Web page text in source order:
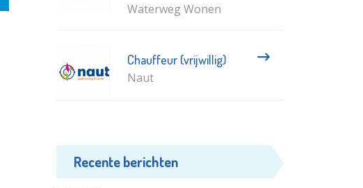
Waterweg Wonen
Chauffeur (vrijwillig)
Naut
Recente berichten